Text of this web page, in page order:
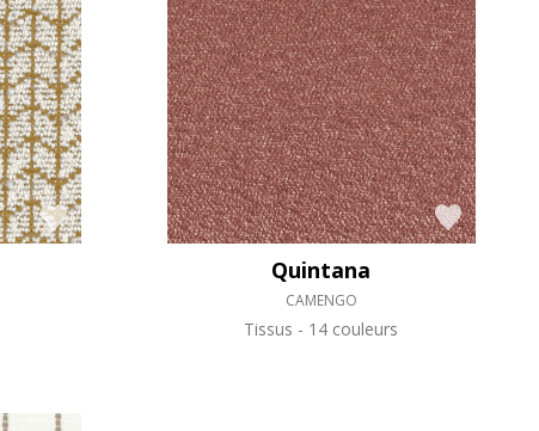
Quintana
CAMENGO
Tissus 14 couleurs